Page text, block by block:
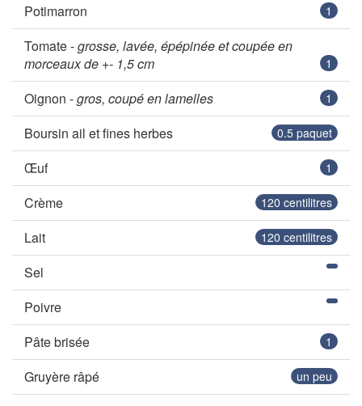
Potimarron 1
Tomate -grosse, lavée, épépinée et coupée en
morceaux de +- 1,5 cm
1
Oignon -gros, coupé en lamelles 1
Boursin ail et fines herbes 0.5 paquet
Œuf 1
Crème 120 centilitres
Lait 120 centilitres
Sel
Poivre
Pâte brisée
1
Gruyère râpé un peu